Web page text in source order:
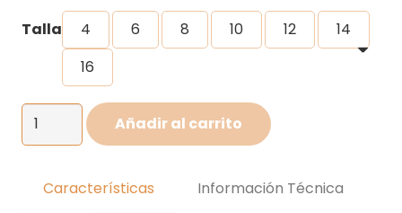
S/50.00
Talla
4 6 8 10 12
14
16
Disfraz
de
Bolognesi
Añadir al carrito
Características Información Técnica